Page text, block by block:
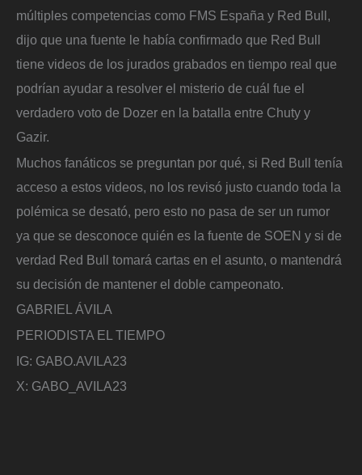
múltiples competencias como FMS España y Red Bull,
dijo que una fuente le había confirmado que Red Bull
tiene videos de los jurados grabados en tiempo real que
podrían ayudar a resolver el misterio de cuál fue el
verdadero voto de Dozer en la batalla entre Chuty y
Gazir.
Muchos fanáticos se preguntan por qué, si Red Bull tenía
acceso a estos videos, no los revisó justo cuando toda la
polémica se desató, pero esto no pasa de ser un rumor
ya que se desconoce quién es la fuente de SOEN y si de
verdad Red Bull tomará cartas en el asunto, o mantendrá
su decisión de mantener el doble campeonato.
GABRIEL ÁVILA
PERIODISTA EL TIEMPO
IG: GABO.AVILA23
X: GABO_AVILA23